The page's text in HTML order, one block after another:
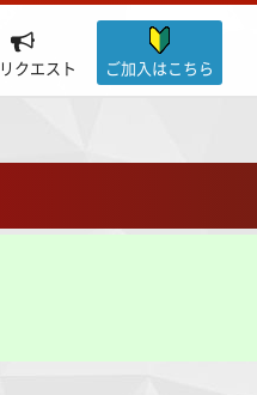
クエスト ご加入はこちら